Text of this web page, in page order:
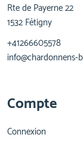
Rte de Payerne 22
1532 Fétigny
+41266605578
info@chardonnens-
Compte
Connexion